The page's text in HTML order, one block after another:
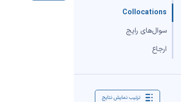
Collocations
سوال‌های رایج
ارجاع
ترتیب نمایش نتایج